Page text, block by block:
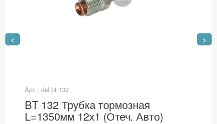
< >
Арт.: del bt 132
BT 132 Трубка тормозная
L=1350мм 12х1 (Отеч. Авто)